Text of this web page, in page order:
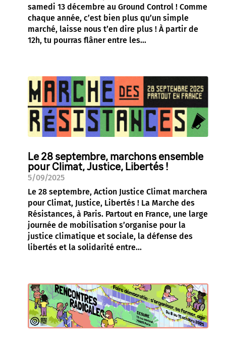
samedi 13 décembre au Ground Control ! Comme
chaque année, c’est bien plus qu’un simple
marché, laisse nous t’en dire plus ! À partir de
12h, tu pourras flâner entre les...
Le 28 septembre, marchons ensemble
pour Climat, Justice, Libertés !
5/09/2025
Le 28 septembre, Action Justice Climat marchera
pour Climat, Justice, Libertés ! La Marche des
Résistances, à Paris. Partout en France, une large
journée de mobilisation s’organise pour la
justice climatique et sociale, la défense des
libertés et la solidarité entre...